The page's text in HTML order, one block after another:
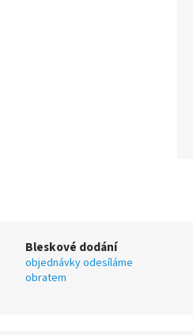
Bleskové dodání
objednávky odesíláme
obratem